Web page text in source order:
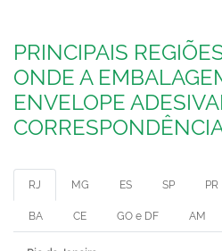
PRINCIPAIS
ONDE A
ENVELOPE
RJ MG ES SP PR
BA CE GO e DF AM